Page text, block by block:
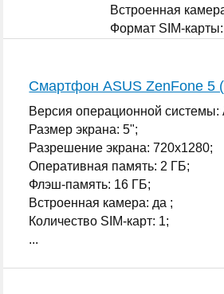
Встроенная
Формат SIM-
Смартфон ASUS ZenFone 5
Версия операционной системы:
Размер экрана: 5";
Разрешение экрана: 720x1280;
Оперативная память: 2 ГБ;
Флэш-память: 16 ГБ;
Встроенная камера: да ;
Количество SIM-карт: 1;
...